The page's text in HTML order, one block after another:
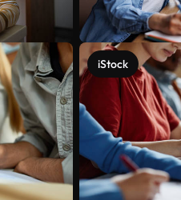
iStock